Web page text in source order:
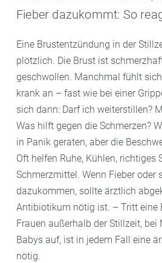
Fieber dazukommt: So
Eine Brustentzündung in der
plötzlich. Die Brust ist
geschwollen. Manchmal fühlt
krank an – fast wie bei einer
sich dann: Darf ich weiterstillen?
Was hilft gegen die Schmerzen?
in Panik geraten, aber die
Oft helfen Ruhe, Kühlen, richtiges
Schmerzmittel. Wenn Fieber oder
dazukommen, sollte ärztlich
Antibiotikum nötig ist. – Tritt eine
Frauen außerhalb der Stillzeit, bei
Babys auf, ist in jedem Fall eine
nötig.